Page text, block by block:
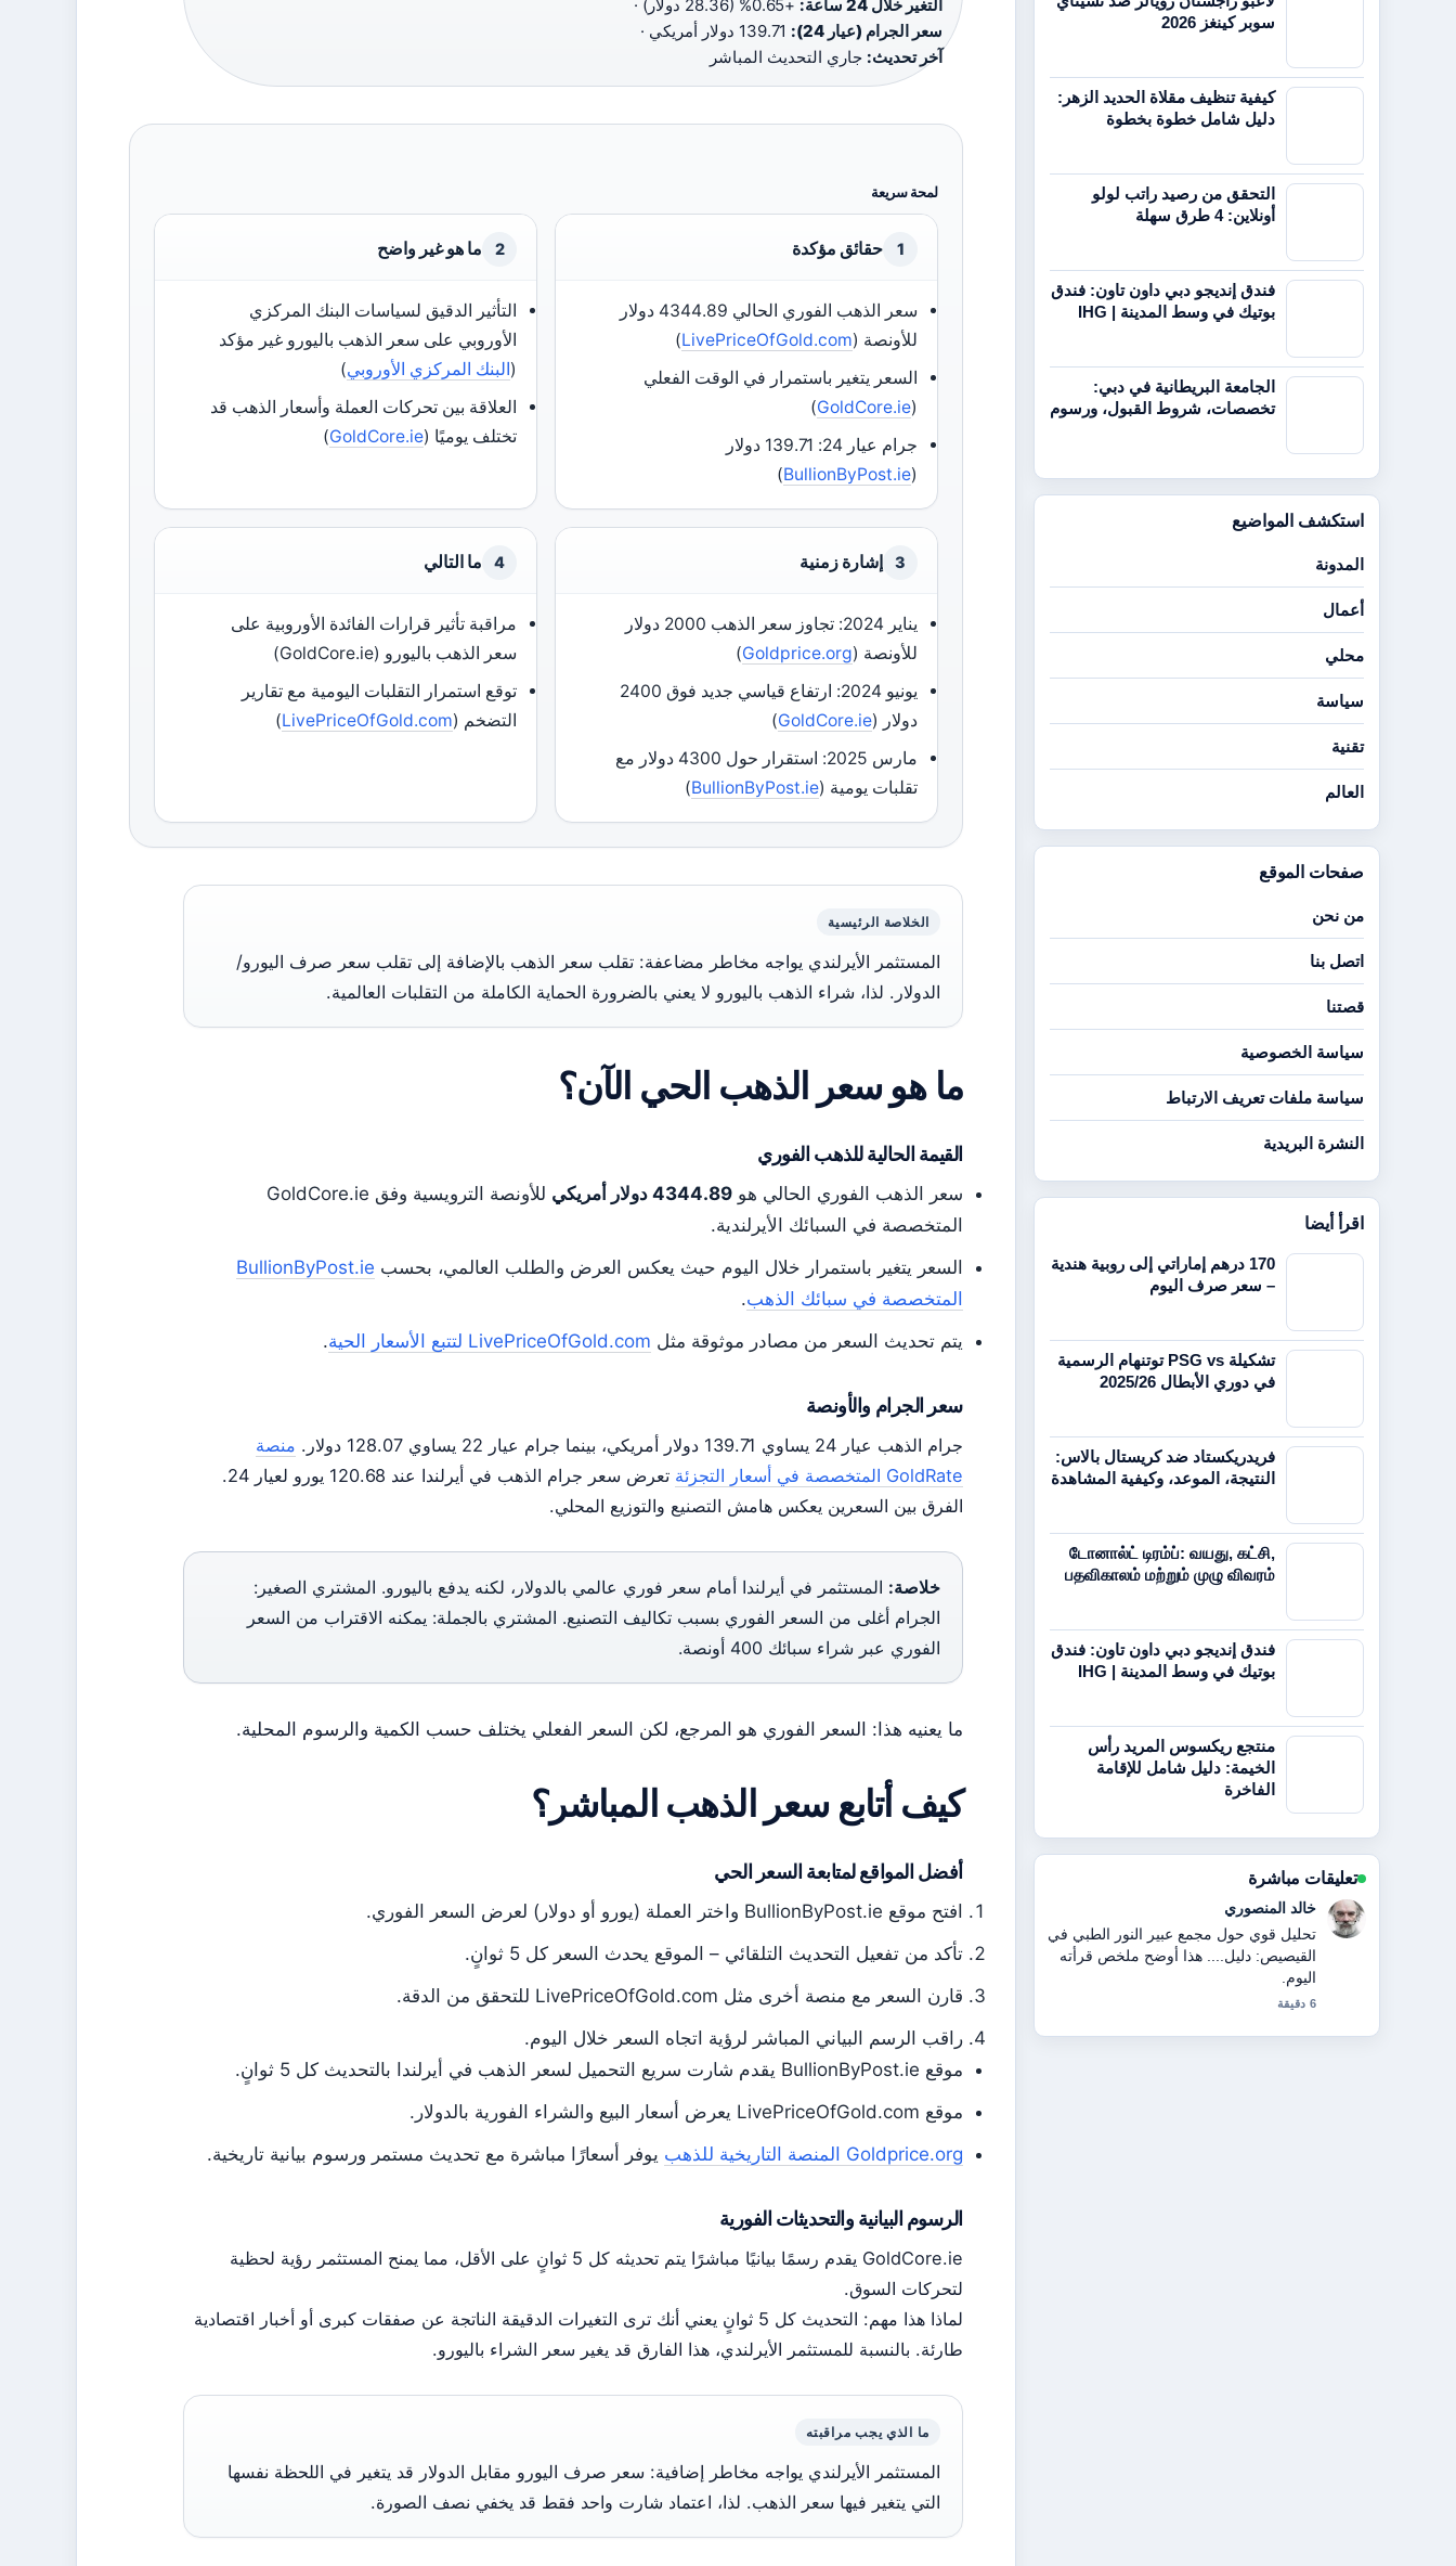
التغير خلال 24 ساعة:
+0.65% (28.36 دولار) ·
سعر الجرام (عيار 24):
آخر تحديث: جاري التحديث المباشر
لمحة سريعة
1 حقائق مؤكدة
سعر الذهب الفوري الحالي 4344.89 دولار
للأونصة (LivePriceOfGold.com
)
السعر يتغير باستمرار في الوقت الفعلي
(
GoldCore.ie
)
جرام عيار 24: 139.71 دولار
(
BullionByPost.ie
)
2 ما هو غير واضح
التأثير الدقيق لسياسات البنك المركزي
الأوروبي على سعر الذهب باليورو غير مؤكد
(البنك المركزي الأوروبي)
العلاقة بين تحركات العملة وأسعار الذهب قد
تختلف يوميًا (GoldCore.ie
)
3 إشارة زمنية
يناير 2024: تجاوز سعر الذهب 2000 دولار
للأونصة (Goldprice.org
)
يونيو 2024: ارتفاع قياسي جديد فوق 2400
دولار (GoldCore.ie
)
مارس 2025: استقرار حول 4300 دولار مع
تقلبات يومية (BullionByPost.ie
)
4 ما التالي
مراقبة تأثير قرارات الفائدة الأوروبية على
سعر الذهب باليورو (GoldCore.ie)
توقع استمرار التقلبات اليومية مع تقارير
التضخم (LivePriceOfGold.com
)
الخلاصة الرئيسية
المستثمر الأيرلندي يواجه مخاطر مضاعفة: تقلب سعر الذهب بالإضافة إلى تقلب سعر صرف اليورو/
الدولار. لذا، شراء الذهب باليورو لا يعني بالضرورة الحماية الكاملة من التقلبات العالمية.
ما هو سعر الذهب الحي الآن؟
القيمة الحالية للذهب الفوري
سعر الذهب الفوري الحالي هو 4344.89 دولار أمريكي
للأونصة الترويسية وفق GoldCore.ie
المتخصصة في السبائك الأيرلندية.
السعر يتغير باستمرار خلال اليوم حيث يعكس العرض والطلب العالمي، بحسب BullionByPost.ie
المتخصصة في سبائك الذهب.
يتم تحديث السعر من مصادر موثوقة مثل LivePriceOfGold.com لتتبع الأسعار الحية .
سعر الجرام والأونصة
جرام الذهب عيار 24 يساوي 139.71 دولار أمريكي، بينما جرام عيار 22 يساوي 128.07 دولار.
منصة
GoldRate المتخصصة في أسعار التجزئة
تعرض سعر جرام الذهب في أيرلندا عند 120.68 يورو لعيار 24.
الفرق بين السعرين يعكس هامش التصنيع والتوزيع المحلي.
خلاصة: المستثمر في أيرلندا أمام سعر فوري عالمي بالدولار، لكنه يدفع باليورو. المشتري الصغير:
الجرام أغلى من السعر الفوري بسبب تكاليف التصنيع. المشتري بالجملة: يمكنه الاقتراب من السعر
الفوري عبر شراء سبائك 400 أونصة.
ما يعنيه هذا: السعر الفوري هو المرجع، لكن السعر الفعلي يختلف حسب الكمية والرسوم المحلية.
كيف أتابع سعر الذهب المباشر؟
أفضل المواقع لمتابعة السعر الحي
افتح موقع BullionByPost.ie واختر العملة (يورو أو دولار) لعرض السعر الفوري.
تأكد من تفعيل التحديث التلقائي – الموقع يحدث السعر كل 5 ثوانٍ.
قارن السعر مع منصة أخرى مثل LivePriceOfGold.com للتحقق من الدقة.
راقب الرسم البياني المباشر لرؤية اتجاه السعر خلال اليوم.
موقع BullionByPost.ie يقدم شارت سريع التحميل لسعر الذهب في أيرلندا بالتحديث كل 5 ثوانٍ.
موقع LivePriceOfGold.com يعرض أسعار البيع والشراء الفورية بالدولار.
Goldprice.org المنصة التاريخية للذهب
يوفر أسعارًا مباشرة مع تحديث مستمر ورسوم بيانية تاريخية.
الرسوم البيانية والتحديثات الفورية
GoldCore.ie يقدم رسمًا بيانيًا مباشرًا يتم تحديثه كل 5 ثوانٍ على الأقل، مما يمنح المستثمر رؤية لحظية
لتحركات السوق.
لماذا هذا مهم: التحديث كل 5 ثوانٍ يعني أنك ترى التغيرات الدقيقة الناتجة عن صفقات كبرى أو أخبار اقتصادية
طارئة. بالنسبة للمستثمر الأيرلندي، هذا الفارق قد يغير سعر الشراء باليورو.
ما الذي يجب مراقبته
المستثمر الأيرلندي يواجه مخاطر إضافية: سعر صرف اليورو مقابل الدولار قد يتغير في اللحظة نفسها
التي يتغير فيها سعر الذهب. لذا، اعتماد شارت واحد فقط قد يخفي نصف الصورة.
سوبر كينغز 2026
كيفية تنظيف مقلاة الحديد الزهر:
دليل شامل خطوة بخطوة
التحقق من رصيد راتب لولو
أونلاين: 4 طرق سهلة
فندق إنديجو دبي داون تاون: فندق
بوتيك في وسط المدينة | IHG
الجامعة البريطانية في دبي:
تخصصات، شروط القبول، ورسوم
استكشف المواضيع
المدونة
أعمال
محلي
سياسة
تقنية
العالم
صفحات الموقع
من نحن
اتصل بنا
قصتنا
سياسة الخصوصية
سياسة ملفات تعريف الارتباط
النشرة البريدية
اقرأ أيضا
170 درهم إماراتي إلى روبية هندية
– سعر صرف اليوم
تشكيلة PSG vs توتنهام الرسمية
في دوري الأبطال 2025/26
فريدريكستاد ضد كريستال بالاس:
النتيجة، الموعد، وكيفية المشاهدة
டோனால்ட் டிரம்ப்: வயது, கட்சி,
பதவிகாலம் மற்றும் முழு விவரம்
فندق إنديجو دبي داون تاون: فندق
بوتيك في وسط المدينة | IHG
منتجع ريكسوس المريد رأس
الخيمة: دليل شامل للإقامة
الفاخرة
تعليقات مباشرة
ناصر النعيمي
أتابع لاعبو راجستان رويالز ضد تشيناي سوبر
كينغز... عن قرب، وأقدر الطرح المتوازن
هنا.
8 دقيقة